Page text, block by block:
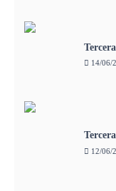
14/06/
12/06/